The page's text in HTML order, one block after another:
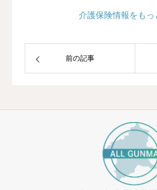
介護保険情報をもっ
前の記事